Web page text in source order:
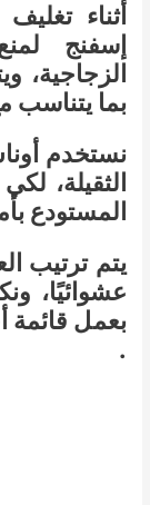
أثناء
إسفنج
بما يتناسب
نستخدم
الثقيلة،
المستودع
يتم ترتيب
عشوائيًا،
بعمل
.